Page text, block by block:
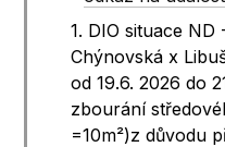
1. DIO situace
Chýnovská x
od 19.6. 2026 do
zbourání
=10m²)z důvodu